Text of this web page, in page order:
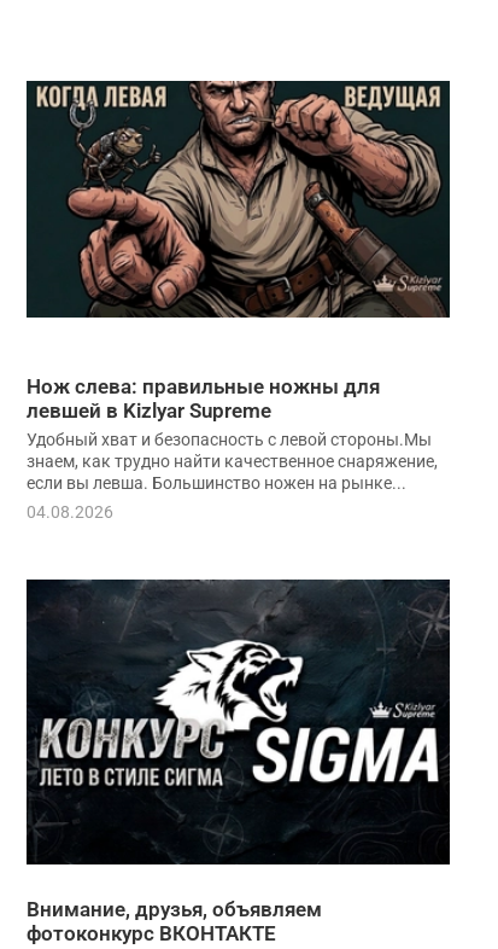
Нож слева: правильные ножны для
левшей в Kizlyar Supreme
Удобный хват и безопасность с левой стороны.Мы
знаем, как трудно найти качественное снаряжение,
если вы левша. Большинство ножен на рынке...
04.08.2026
Внимание, друзья, объявляем
фотоконкурс ВКОНТАКТЕ